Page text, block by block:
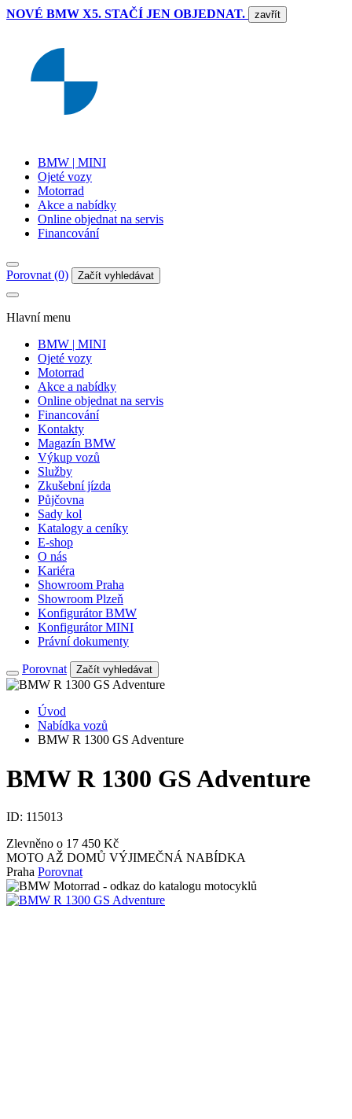
NOVÉ BMW X5. STAČÍ JEN OBJEDNAT. zavřít
BMW | MINI
Ojeté vozy
Motorrad
Akce a nabídky
Online objednat na servis
Financování
Porovnat (0) Začít vyhledávat
Hlavní menu
BMW | MINI
Ojeté vozy
Motorrad
Akce a nabídky
Online objednat na servis
Financování
Kontakty
Magazín BMW
Výkup vozů
Služby
Zkušební jízda
Půjčovna
Sady kol
Katalogy a ceníky
E-shop
O nás
Kariéra
Showroom Praha
Showroom Plzeň
Konfigurátor BMW
Konfigurátor MINI
Právní dokumenty
Porovnat Začít vyhledávat
Úvod
Nabídka vozů
BMW R 1300 GS Adventure
BMW R 1300 GS Adventure
ID: 115013
Zlevněno o 17 450 Kč
MOTO AŽ DOMŮ VÝJIMEČNÁ NABÍDKA
Praha Porovnat